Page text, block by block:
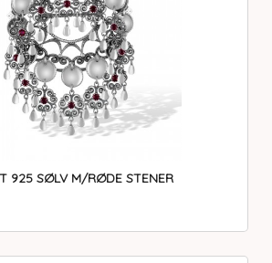
925 SØLV M/RØDE STENER